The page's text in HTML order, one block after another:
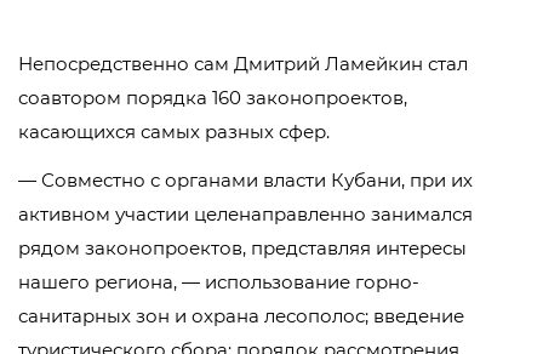
Непосредственно сам Дмитрий Ламейкин стал
соавтором порядка 160 законопроектов,
касающихся самых разных сфер.
— Совместно с органами власти Кубани, при их
активном участии целенаправленно занимался
рядом законопроектов, представляя интересы
нашего региона, — использование горно-
санитарных зон и охрана лесополос; введение